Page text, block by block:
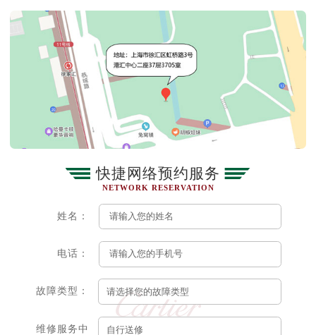
快捷网络预约服务
NETWORK RESERVATION
姓名：
电话：
故障类型：
维修服务中